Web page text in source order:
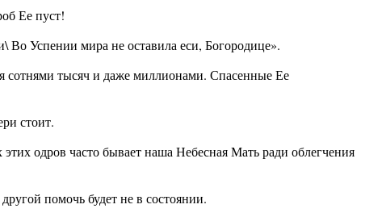
Ее пуст!
Во Успении мира не оставила еси, Богородице».
тысяч и даже миллионами. Спасенные Ее
стоит.
одров часто бывает наша Небесная Мать ради облегчения
помочь будет не в состоянии.